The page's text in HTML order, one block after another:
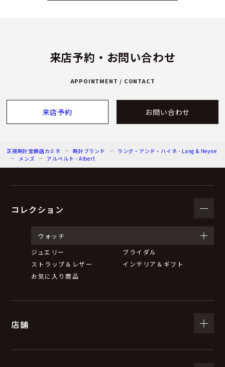
来店予約・お問い合わせ
APPOINTMENT / CONTACT
来店予約 お問い合わせ
正規時計宝飾店カミネ 時計ブランド
ラング・アンド・ハイネ - Lang & Heyne
メンズ
アルベルト - Albert
コレクション
ウォッチ
ジュエリー
ブライダル
ストラップ＆レザー
インテリア＆ギフト
お気に入り商品
店舗